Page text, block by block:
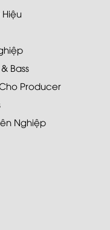
Hiệu
Bass
Producer
Nghiệp